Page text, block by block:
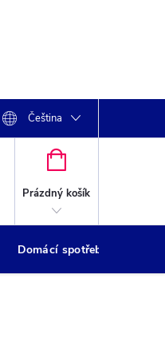
Čeština
NÁKUPNÍ
Prázdný košík
Domácí spotřebiče